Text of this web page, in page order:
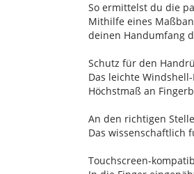
So ermittelst du die
Mithilfe eines
deinen Handumfang
Schutz für den
Das leichte
Höchstmaß an
An den richtigen
Das wissenschaftlich
Touchscreen-